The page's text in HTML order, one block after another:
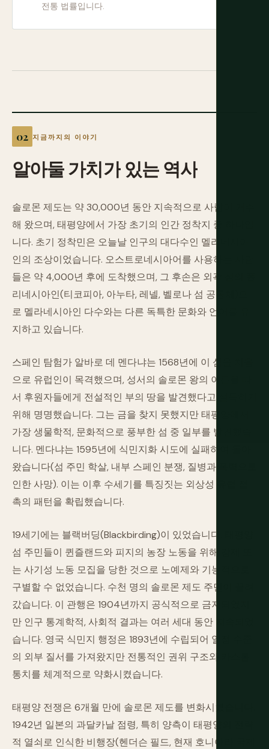
전통 법률입니다.
지금까지의 이야기
알아둘가치가 있는역사
솔로몬 제도는 약 30,000년 동안 지속적으로 사람이 거주
해 왔으며, 태평양에서 가장 초기의 인간 정착지 중 하나입
니다. 초기 정착민은 오늘날 인구의 대다수인 멜라네시아
인의 조상이었습니다. 오스트로네시아어를 사용하는 사람
들은 약 4,000년 후에 도착했으며, 그 후손은 외곽 섬의 폴
리네시아인(티코피아, 아누타, 레넬, 벨로나 섬 공동체)으
로 멜라네시아인 다수와는 다른 독특한 문화와 언어를 유
지하고 있습니다.
스페인 탐험가 알바로 데 멘다냐는 1568년에 이 섬을 처음
으로 유럽인이 목격했으며, 성서의 솔로몬 왕의 이름을 따
서 후원자들에게 전설적인 부의 땅을 발견했다고 설득하기
위해 명명했습니다. 그는 금을 찾지 못했지만 태평양에서
가장 생물학적, 문화적으로 풍부한 섬 중 일부를 발견했습
니다. 멘다냐는 1595년에 식민지화 시도에 실패하여 돌아
왔습니다(섬 주민 학살, 내부 스페인 분쟁, 질병과 폭력으로
인한 사망). 이는 이후 수세기를 특징짓는 외상성 유럽 접
촉의 패턴을 확립했습니다.
19세기에는 블랙버딩(Blackbirding)이 있었습니다. 태평양
섬 주민들이 퀸즐랜드와 피지의 농장 노동을 위해 강제 또
는 사기성 노동 모집을 당한 것으로 노예제와 기능적으로
구별할 수 없었습니다. 수천 명의 솔로몬 제도 주민이 끌려
갔습니다. 이 관행은 1904년까지 공식적으로 금지되었지
만 인구 통계학적, 사회적 결과는 여러 세대 동안 지속되었
습니다. 영국 식민지 행정은 1893년에 수립되어 일정 수준
의 외부 질서를 가져왔지만 전통적인 권위 구조와 카스톰
통치를 체계적으로 약화시켰습니다.
태평양 전쟁은 6개월 만에 솔로몬 제도를 변화시켰습니다.
1942년 일본의 과달카날 점령, 특히 양측이 태평양의 전략
적 열쇠로 인식한 비행장(헨더슨 필드, 현재 호니아라 국제